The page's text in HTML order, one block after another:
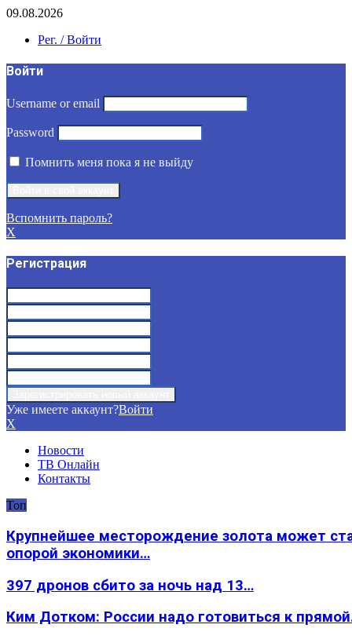
09.08.2026
Рег. / Войти
Войти
Username or email
Password
Помнить меня пока я не выйду
Вспомнить пароль?
X
Регистрация
Уже имеете аккаунт?Войти
X
Новости
ТВ Онлайн
Контакты
Топ
Крупнейшее месторождение золота может
опорой экономики…
397 дронов сбито за ночь над 13…
Ким Дотком: России надо готовиться к